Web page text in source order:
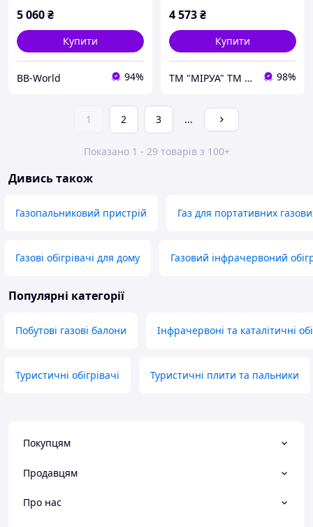
5 060₴
Купити
BB-World 94%
4 573₴
Купити
ТМ "МІРУА" ТМ "Safegas" газове обладнання 98%
1 2 3 ...
Показано 1 - 29 товарів з 100+
Дивись також
Газопальниковий пристрій Газ для портативних
Газові обігрівачі для дому Газовий інфрачервоний
Популярні категорії
Побутові газові балони Інфрачервоні та каталітичні
Туристичні обігрівачі Туристичні плити та пальники
Покупцям
Продавцям
Про нас